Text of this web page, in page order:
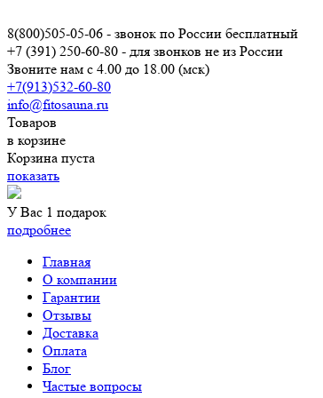
8(800)505-05-06 - звонок по России бесплатный
+7 (391) 250-60-80 - для звонков не из России
Звоните нам с 4.00 до 18.00 (мск)
+7(913)532-60-80
info@fitosauna.ru
Товаров
в корзине
Корзина пуста
показать
У Вас 1 подарок
подробнее
Главная
О компании
Гарантии
Отзывы
Доставка
Оплата
Блог
Частые вопросы